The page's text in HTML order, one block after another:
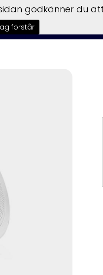
Garmin
godkänner du
förstår